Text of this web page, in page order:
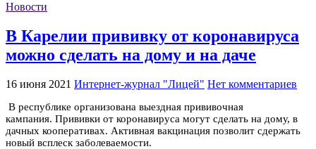
Новости
В Карелии прививку от коронавируса
можно сделать на дому и на даче
16 июня 2021 Интернет-журнал "Лицей" Нет комментариев
В республике организована выездная прививочная
кампания. Прививки от коронавируса могут сделать на дому, в
дачных кооперативах. Активная вакцинация позволит сдержать
новый всплеск заболеваемости.